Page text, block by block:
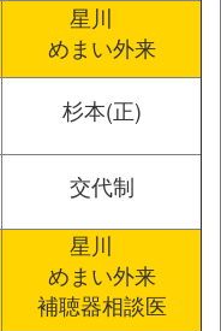
星川
めまい外来
杉本(正)
交代制
星川
めまい外来
補聴器相談医